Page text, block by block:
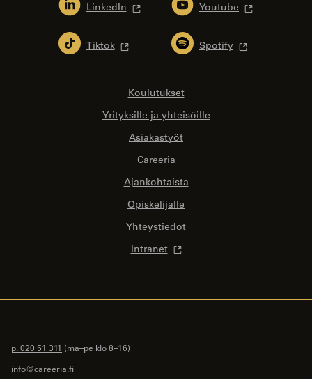
LinkedIn Youtube
Tiktok Spotify
Koulutukset
Yrityksille ja yhteisöille
Asiakastyöt
Careeria
Ajankohtaista
Opiskelijalle
Yhteystiedot
Intranet
p. 020 51 311 (ma–pe klo 8–16)
info@careeria.fi